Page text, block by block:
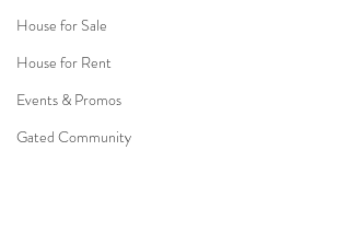
House for Sale
House for Rent
Events & Promos
Gated Community